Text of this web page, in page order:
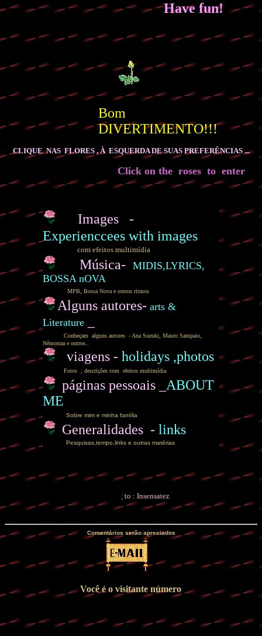
Have fun!
Bom
DIVERTIMENTO!!!
CLIQUE NAS FLORES , À ESQUERDA DE SUAS PREFERÊNCIAS ...
Click on the roses to enter
Images -
Experienccees with images
com efeitos multimídia
Música- MIDIS,LYRICS,
BOSSA nOVA
MPB, Bossa Nova e outros ritmos
Alguns autores- arts &
Literature
Conheçam alguns autores - Ana Suzuki, Mauro Sampaio,
Nêmorraa e outros..
viagens - holidays ,photos
Fotos , descrições com efeitos multimídia
páginas pessoais _ ABOUT
ME
Sobre mim e minha família
Generalidades - links
Pesquisas,tempo,links e outras matérias
You are listening to : Insensatez
Comentários serão apreciados
Você é o visitante número: